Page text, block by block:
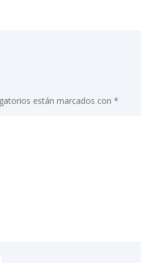
están marcados con*